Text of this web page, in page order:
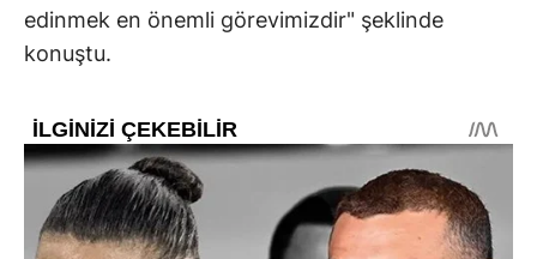
edinmek en önemli görevimizdir" şeklinde
konuştu.